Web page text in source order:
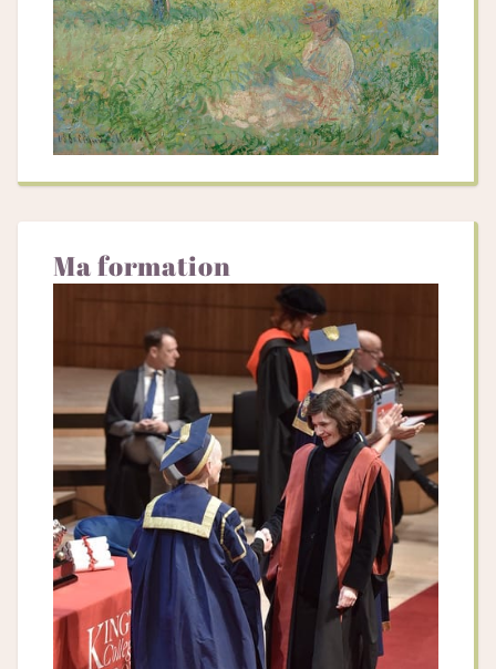
Ma formation